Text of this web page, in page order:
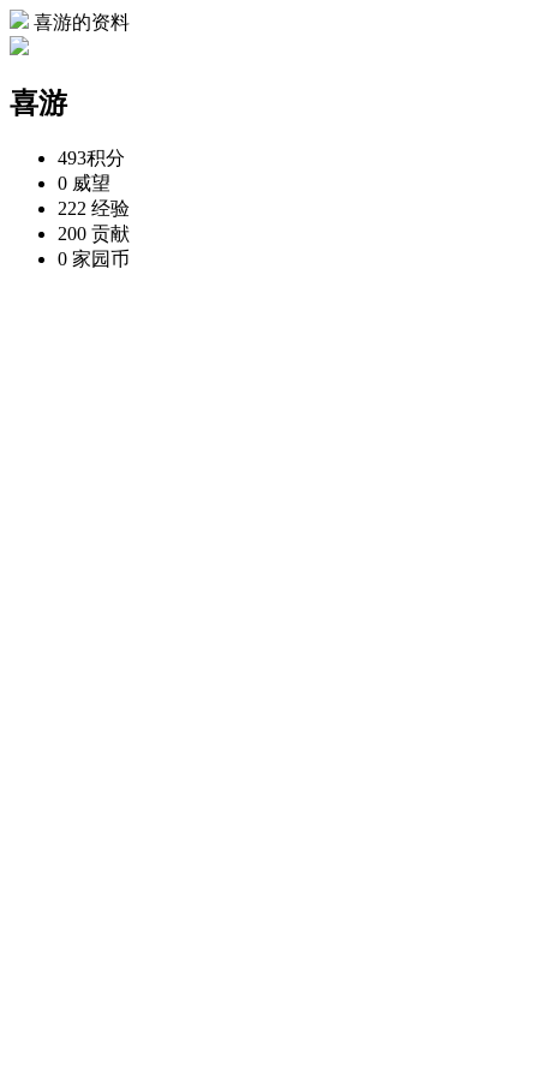
喜游的资料
喜游
493积分
0 威望
222 经验
200 贡献
0 家园币